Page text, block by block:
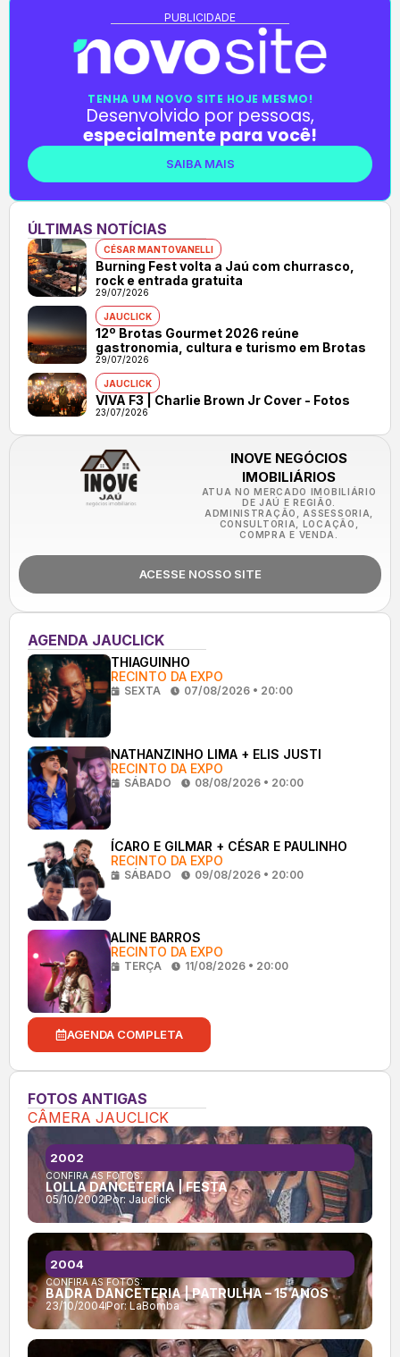
PUBLICIDADE
TENHA UM NOVO SITE HOJE MESMO!
Desenvolvido por pessoas,
especialmente para você!
SAIBA MAIS
ÚLTIMAS NOTÍCIAS
CÉSAR MANTOVANELLI
Burning Fest volta a Jaú com churrasco,
rock e entrada gratuita
29/07/2026
JAUCLICK
12º Brotas Gourmet 2026 reúne
gastronomia, cultura e turismo em Brotas
29/07/2026
JAUCLICK
VIVA F3 | Charlie Brown Jr Cover - Fotos
23/07/2026
INOVE NEGÓCIOS
IMOBILIÁRIOS
ATUA NO MERCADO IMOBILIÁRIO
DE JAÚ E REGIÃO.
ADMINISTRAÇÃO, ASSESSORIA,
CONSULTORIA, LOCAÇÃO,
COMPRA E VENDA.
ACESSE NOSSO SITE
AGENDA JAUCLICK
THIAGUINHO
RECINTO DA EXPO
SEXTA 07/08/2026 • 20:00
NATHANZINHO LIMA + ELIS JUSTI
RECINTO DA EXPO
SÁBADO 08/08/2026 • 20:00
ÍCARO E GILMAR + CÉSAR E PAULINHO
RECINTO DA EXPO
SÁBADO 09/08/2026 • 20:00
ALINE BARROS
RECINTO DA EXPO
TERÇA 11/08/2026 • 20:00
AGENDA COMPLETA
FOTOS ANTIGAS
CÂMERA JAUCLICK
CONFIRA AS FOTOS:
LOLLA DANCETERIA | FESTA
05/10/2002Por: Jauclick
2002
CONFIRA AS FOTOS:
BADRA DANCETERIA | PATRULHA – 15 ANOS
23/10/2004Por: LaBomba
2004